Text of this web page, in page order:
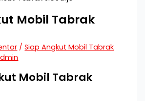
Mobil Tabrak
/Siap Angkut Mobil Tabrak